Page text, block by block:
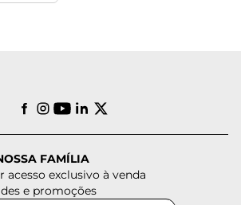
FAMÍLIA
acesso exclusivo à venda
e promoções